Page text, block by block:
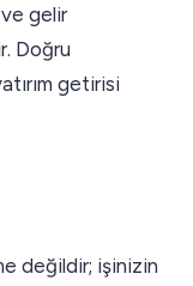
gelir
Doğru
getirisi
değildir; işinizin